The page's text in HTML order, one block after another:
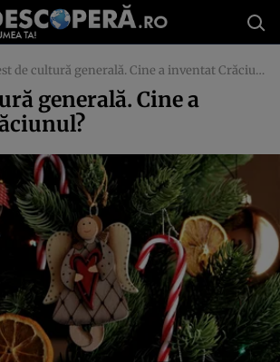
de cultură generală. Cine a inventat Crăciunul?
generală. Cine a